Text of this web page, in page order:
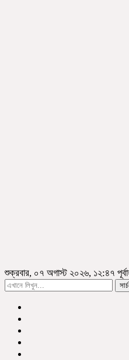
শুক্রবার, ০৭ অগাস্ট ২০২৬, ১২:৪৭